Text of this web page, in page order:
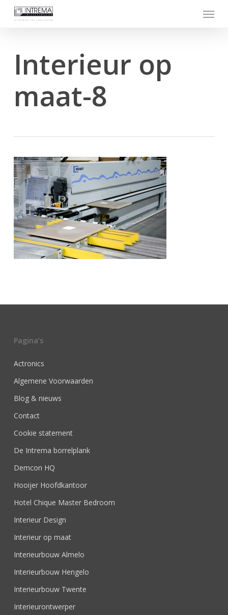
Menu
Interieur op
maat-8
Pagina’s
Actronics
Algemene Voorwaarden
Blog & nieuws
Contact
Cookie statement
De Intrema borrelplank
Demcon HQ
Hooijer Hoofdkantoor
Hotel Chique Master Bedroom
Interieur Design
Interieur op maat
Interieurbouw Almelo
Interieurbouw Hengelo
Interieurbouw Twente
Interieurontwerper